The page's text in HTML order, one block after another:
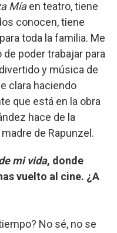
Míaen teatro, tiene
conocen, tiene
toda la familia. Me
poder trabajar para
y música de
clara haciendo
que está en la obra
hace de la
de Rapunzel.
mi vida, donde
vuelto al cine. ¿A
No sé, no se